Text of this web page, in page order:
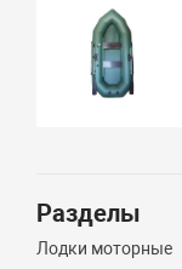
Разделы
Лодки моторные